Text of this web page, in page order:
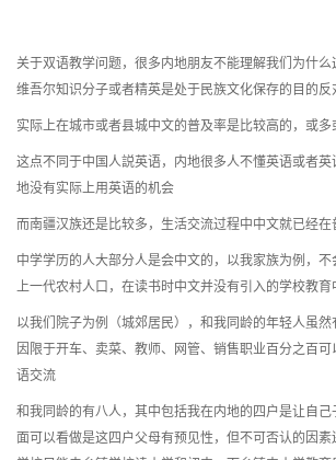
关于双语教学问题，很多内地朋友不能理解我们为什
维吾尔知识分子或者精英是处于民族文化保存的目的反
实际上在城市或者县城中文的普及率是比较高的，或
这点不同于中国人説英语，内地很多人不懂英语或者英
地没有实际上用英语的机会
而南疆汉族还是比较多，生活交流过程中中文就已经在
中学学历的人大部分人是会中文的，以我家族为例，
上一代农村人口，在读书时中文并没有引入的学校教育
以我们院子为例（城郊居民），和我同龄的年轻人虽
因限于开车、卖菜、教师、网管、销售职业百分之百
语交流
和我同龄的有八人，其中包括我在内地的四户是让自
面可以看做是这四户父母有预见性，但不可否认的因